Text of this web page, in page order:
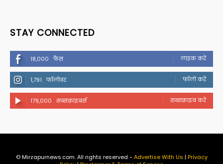
STAY CONNECTED
18,000 फैंस लाइक करें
1,791 फॉलोवर फॉलो करें
179,000 सब्सक्राइबर्स सब्सक्राइब करें
© Mirzapurnews.com. All rights reserved - Advertise With Us | Privacy